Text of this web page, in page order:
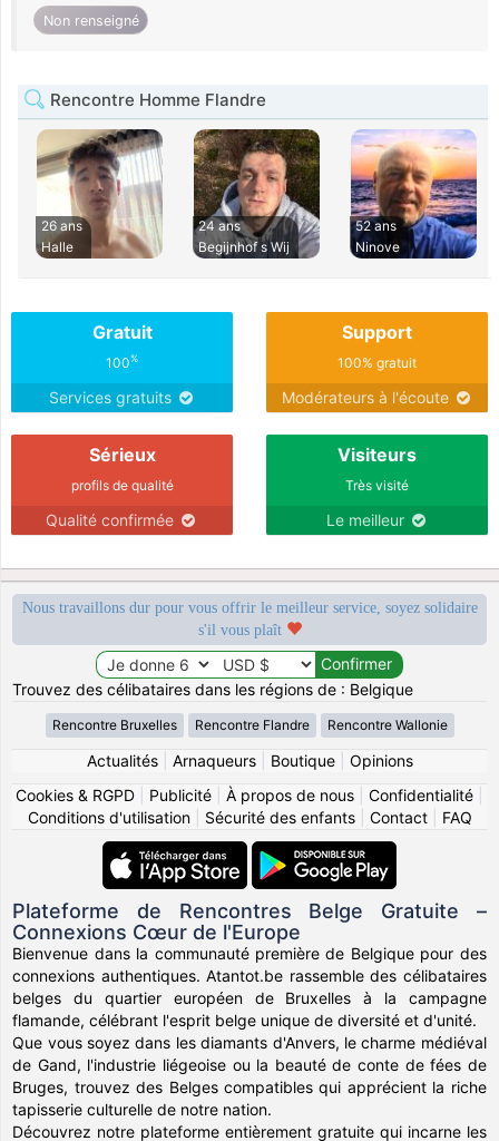
Non renseigné
Rencontre Homme Flandre
26 ans
Halle
24 ans
Begijnhof s Wij
52 ans
Ninove
Gratuit
100%
Services gratuits
Support
100% gratuit
Modérateurs à l'écoute
Sérieux
profils de qualité
Qualité confirmée
Visiteurs
Très visité
Le meilleur
Nous travaillons dur pour vous offrir le meilleur service, soyez solidaire
s'il vous plaît
Trouvez des célibataires dans les régions de : Belgique
Rencontre Bruxelles Rencontre Flandre Rencontre Wallonie
Actualités| Arnaqueurs| Boutique| Opinions
Cookies & RGPD
Publicité À propos de nous Confidentialité
Conditions d'utilisation| Sécurité des enfants| Contact| FAQ
Plateforme de Rencontres Belge Gratuite –
Connexions Cœur de l'Europe
Bienvenue dans la communauté première de Belgique pour des
connexions authentiques. Atantot.be rassemble des célibataires
belges du quartier européen de Bruxelles à la campagne
flamande, célébrant l'esprit belge unique de diversité et d'unité.
Que vous soyez dans les diamants d'Anvers, le charme médiéval
de Gand, l'industrie liégeoise ou la beauté de conte de fées de
Bruges, trouvez des Belges compatibles qui apprécient la riche
tapisserie culturelle de notre nation.
Découvrez notre plateforme entièrement gratuite qui incarne les